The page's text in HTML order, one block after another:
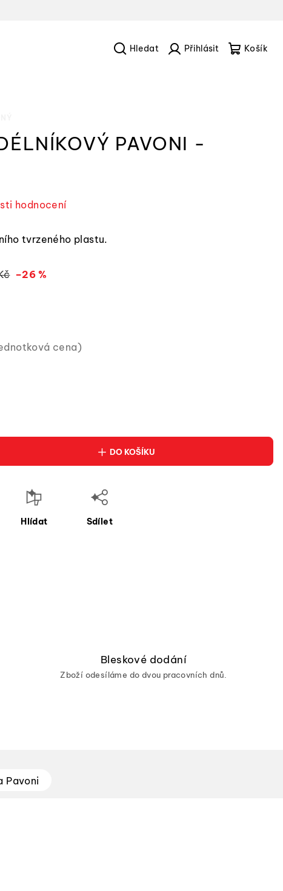
PAVONI -
hodnocení
tvrzeného plastu.
–26 %
cena)
DO KOŠÍKU
Hlídat Sdílet
Bleskové dodání
Zboží odesíláme do dvou pracovních dnů.
Pavoni